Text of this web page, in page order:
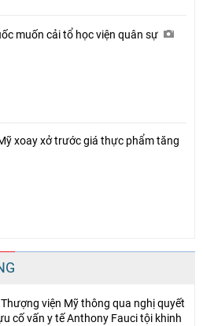
muốn cải tổ học viện quân sự
xoay xở trước giá thực phẩm tăng
Thượng viện Mỹ thông qua nghị quyết
cố vấn y tế Anthony Fauci tội khinh